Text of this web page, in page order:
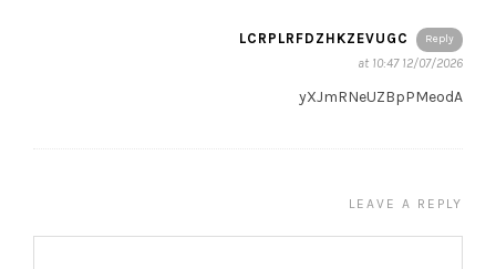
Reply
LCRPLRFDZHKZEVUGC
12/07/2026 at 10:47
yXJmRNeUZBpPMeodA
LEAVE A REPLY